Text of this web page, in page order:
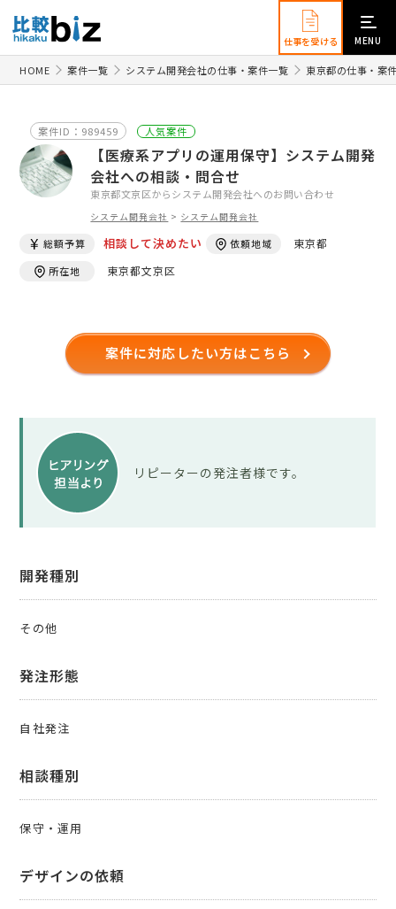
仕事を受ける MENU
HOME 案件一覧 システム開発会社の仕事・案件一覧 東京都の仕事・案
案件ID：989459 人気案件
【医療系アプリの運用保守】システム開発
会社への相談・問合せ
東京都文京区からシステム開発会社へのお問い合わせ
システム開発会社 > システム開発会社
総額予算 相談して決めたい 依頼地域 東京都
所在地 東京都文京区
案件に対応したい方はこちら
リピーターの発注者様です。
開発種別
その他
発注形態
自社発注
相談種別
保守・運用
デザインの依頼